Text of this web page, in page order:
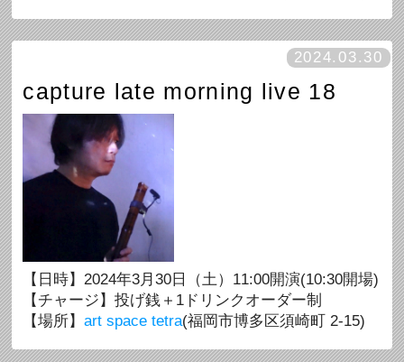
2024.03.30
capture late morning live 18
【日時】2024年3月30日（土）11:00開演(10:30開場)
【チャージ】投げ銭＋1ドリンクオーダー制
【場所】art space tetra(福岡市博多区須崎町 2-15)